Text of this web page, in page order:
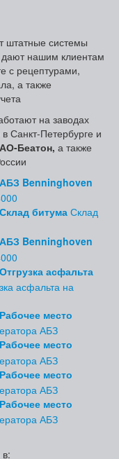
штатные системы
нашим клиентам
с рецептурами,
а также
на заводах
Санкт-Петербурге и
АО-Беатон, а также
АБЗ Benninghoven
Склад битума Склад
АБЗ Benninghoven
Отгрузка асфальта
асфальта на
Рабочее место
АБЗ
Рабочее место
АБЗ
Рабочее место
АБЗ
Рабочее место
АБЗ